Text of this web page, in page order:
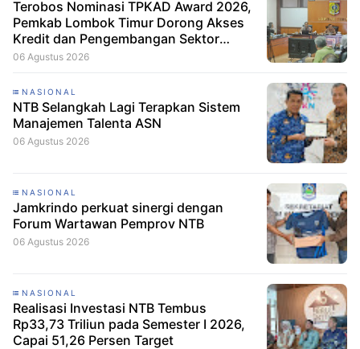
Terobos Nominasi TPKAD Award 2026,
Pemkab Lombok Timur Dorong Akses
Kredit dan Pengembangan Sektor
Porang
06 Agustus 2026
NASIONAL
NTB Selangkah Lagi Terapkan Sistem
Manajemen Talenta ASN
06 Agustus 2026
NASIONAL
Jamkrindo perkuat sinergi dengan
Forum Wartawan Pemprov NTB
06 Agustus 2026
NASIONAL
Realisasi Investasi NTB Tembus
Rp33,73 Triliun pada Semester I 2026,
Capai 51,26 Persen Target